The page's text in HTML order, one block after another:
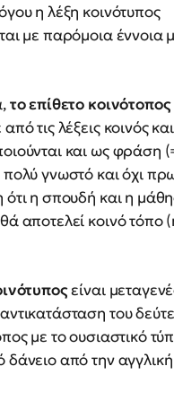
η λέξη κοινότυπος
με παρόμοια έννοια
το επίθετο κοινότοπος
τις λέξεις κοινός
και ως φράση
γνωστό και όχι
η σπουδή και η
αποτελεί κοινό τόπο
είναι
του
με το ουσιαστικό
δάνειο από την